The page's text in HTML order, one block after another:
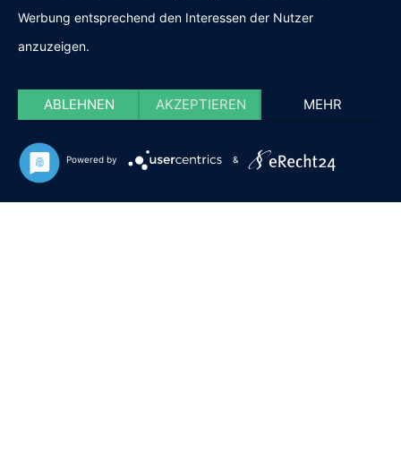
Werbung entsprechend den Interessen der Nutzer
anzuzeigen.
ABLEHNEN AKZEPTIEREN MEHR
Powered by &